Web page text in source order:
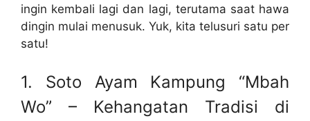
ingin kembali lagi dan lagi, terutama saat hawa
dingin mulai menusuk. Yuk, kita telusuri satu per
satu!
1. Soto Ayam Kampung “Mbah
Wo” – Kehangatan Tradisi di